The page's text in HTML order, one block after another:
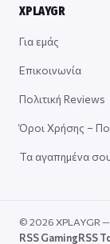
XPLAYGR
Για εμάς
Επικοινωνία
Πολιτική Reviews
Όροι Χρήσης –
Τα αγαπημένα
© 2026 XPLAYGR
RSS GamingRSS